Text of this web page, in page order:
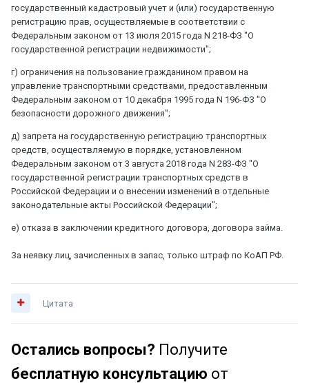
государственный кадастровый учет и (или) государственную
регистрацию прав, осуществляемые в соответствии с
Федеральным законом от 13 июля 2015 года N 218-ФЗ "О
государственной регистрации недвижимости";
г) ограничения на пользование гражданином правом на
управление транспортными средствами, предоставленным
Федеральным законом от 10 декабря 1995 года N 196-ФЗ "О
безопасности дорожного движения";
д) запрета на государственную регистрацию транспортных
средств, осуществляемую в порядке, установленном
Федеральным законом от 3 августа 2018 года N 283-ФЗ "О
государственной регистрации транспортных средств в
Российской Федерации и о внесении изменений в отдельные
законодательные акты Российской Федерации";
е) отказа в заключении кредитного договора, договора займа.
За неявку лиц, зачисленных в запас, только штраф по КоАП РФ.
Цитата
Остались вопросы? Получите
бесплатную консультацию от